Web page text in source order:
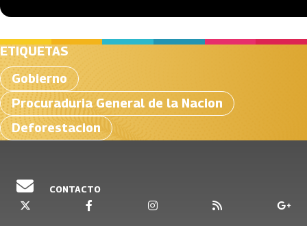
ETIQUETAS
Gobierno
Procuraduria General de la Nacion
Deforestacion
CONTACTO